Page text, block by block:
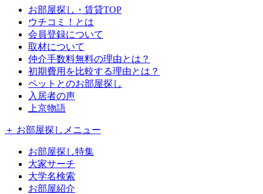
お部屋探し・賃貸TOP
ウチコミ！とは
会員登録について
取材について
仲介手数料無料の理由とは？
初期費用を比較する理由とは？
ペットとのお部屋探し
入居者の声
上京物語
＋ お部屋探しメニュー
お部屋探し特集
大家サーチ
大学名検索
お部屋紹介